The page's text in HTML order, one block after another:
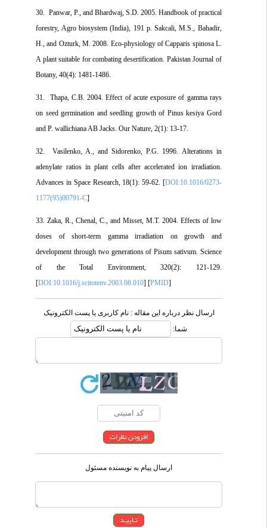
30. Panwar, P., and Bhardwaj, S.D. 2005. Handbook of practical
forestry, Agro biosystem (India), 191 p. Sakcali, M.S., Bahadir,
H., and Ozturk, M. 2008. Eco-physiology of Capparis spinosa L.
A plant suitable for combating desertification. Pakistan Journal of
Botany, 40(4): 1481-1486.
31. Thapa, C.B. 2004. Effect of acute exposure of gamma rays
on seed germination and seedling growth of Pinus kesiya Gord
and P. wallichiana AB Jacks. Our Nature, 2(1): 13-17.
32. Vasilenko, A., and Sidorenko, P.G. 1996. Alterations in
adenylate ratios in plant cells after accelerated ion irradiation.
Advances in Space Research, 18(1): 59-62. [DOI:10.1016/0273-
1177(95)00791-C
33. Zaka, R., Chenal, C., and Misset, M.T. 2004. Effects of low
doses of short-term gamma irradiation on growth and
development through two generations of Pisum sativum. Science
of the Total Environment, 320(2): 121-129.
[DOI:10.1016/j.scitotenv.2003.08.010] [PMID
ارسال نظر درباره این مقاله : نام کاربری یا پست الکترونیک
شما:
ارسال پیام به نویسنده مسئول